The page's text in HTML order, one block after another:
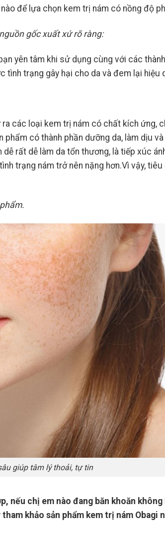
để lựa chọn kem trị nám có nồng độ
gốc xuất xứ rõ ràng:
yên tâm khi sử dụng cùng với các
trạng gây hại cho da và đem lại hiệu
các loại kem trị nám có chất kích ứng,
có thành phần dưỡng da, làm dịu
rất dễ làm da tổn thương, là tiếp xúc
trạng nám trở nên nặng hơn.Vì vậy, tiêu
giúp tâm lý thoải, tự tin
nếu chị em nào đang băn khoăn
khảo sản phẩm kem trị nám Obagi